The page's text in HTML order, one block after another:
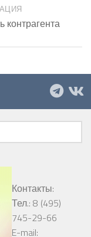
контрагента
Контакты:
Тел.: 8 (495)
745-29-66
E-mail: